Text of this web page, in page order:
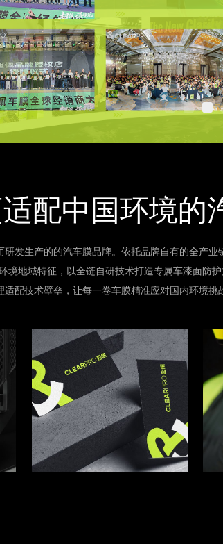
配中国环境的
发生产的的汽车膜品牌。依托品牌自有的全产
境地域特征，以全链自研技术打造专属车漆面防
配技术壁垒，让每一卷车膜精准应对国内环境挑